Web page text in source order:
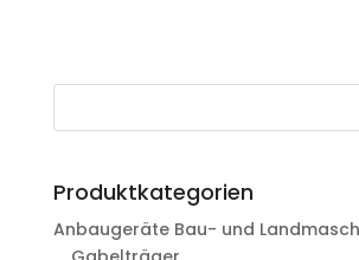
Produktkategorien
Anbaugeräte Bau- und